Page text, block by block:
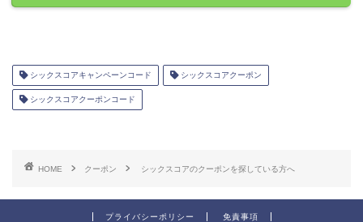
シックスコアキャンペーンコード シックスコアクーポン
シックスコアクーポンコード
HOME クーポン シックスコアのクーポンを探している方へ
プライバシーポリシー 免責事項